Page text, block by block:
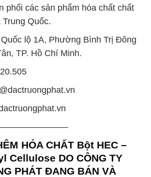
phối các sản phẩm hóa chất chất
Quốc.
lộ 1A, Phường Bình Trị Đông
TP. Hồ Chí Minh.
HÓA CHẤT Bột HEC –
Cellulose DO CÔNG TY
PHÁT ĐANG BÁN VÀ